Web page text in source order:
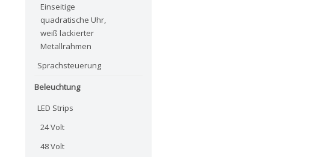
Einseitige
quadratische Uhr,
weiß lackierter
Metallrahmen
Sprachsteuerung
Beleuchtung
LED Strips
24 Volt
48 Volt